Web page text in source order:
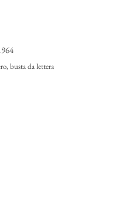
busta da lettera